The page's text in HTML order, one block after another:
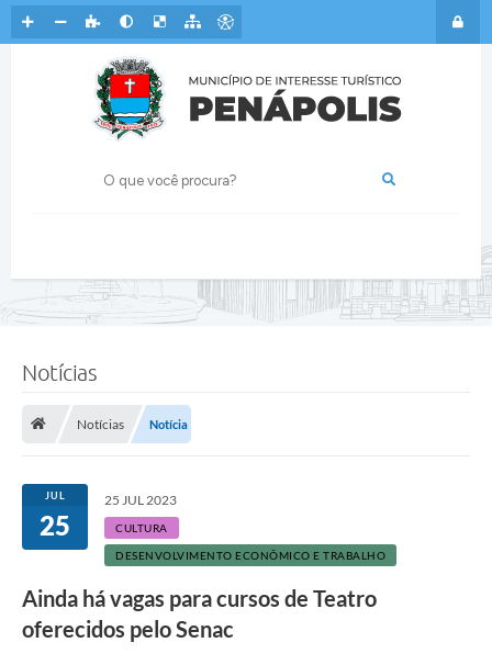
Notícias
Notícias Notícia
JUL
25
25 JUL 2023
CULTURA
DESENVOLVIMENTO ECONÔMICO E TRABALHO
Ainda há vagas para cursos de Teatro
oferecidos pelo Senac